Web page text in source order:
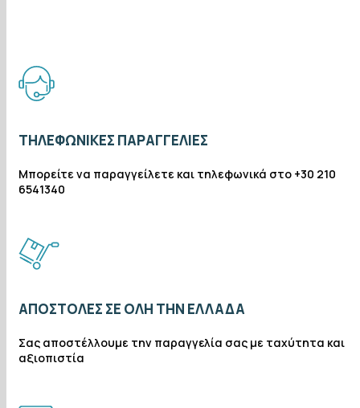
ΤΗΛΕΦΩΝΙΚΈΣ ΠΑΡΑΓΓΕΛΊΕΣ
Μπορείτε να παραγγείλετε και τηλεφωνικά στο +30 210
6541340
ΑΠΟΣΤΟΛΈΣ ΣΕ ΌΛΗ ΤΗΝ ΕΛΛΆΔΑ
Σας αποστέλλουμε την παραγγελία σας με ταχύτητα και
αξιοπιστία